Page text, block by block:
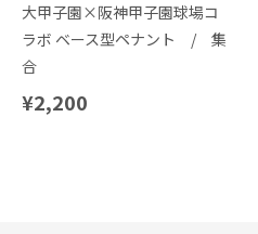
大甲子園×阪神甲子園球場コ
ラボ ベース型ペナント / 集
合
¥2,200